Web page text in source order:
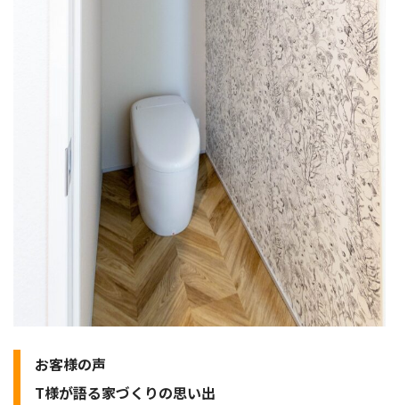
お客様の声
T様が語る家づくりの思い出